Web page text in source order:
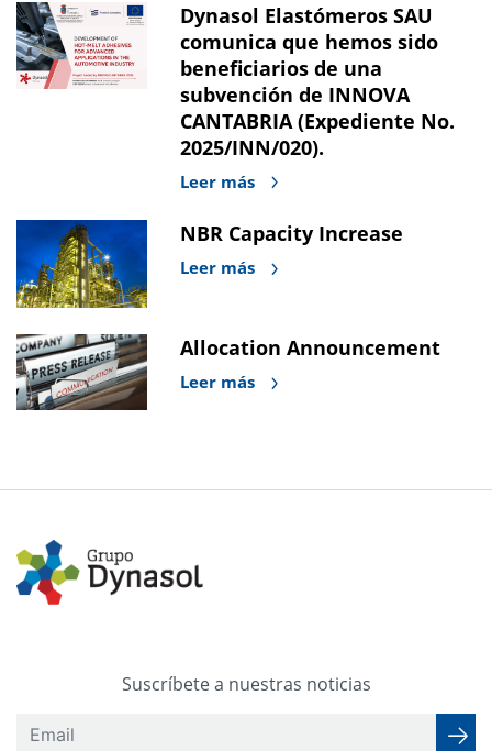
Dynasol Elastómeros SAU
comunica que hemos sido
beneficiarios de una
subvención de INNOVA
CANTABRIA (Expediente No.
2025/INN/020).
Leer más
NBR Capacity Increase
Leer más
Allocation Announcement
Leer más
Suscríbete a nuestras noticias